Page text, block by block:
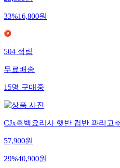
33%16,800원
504적립
무료배송
15명구매중
CJx흑백요리사 햇반 컵반 꽈리고
57,900원
29%40,900원